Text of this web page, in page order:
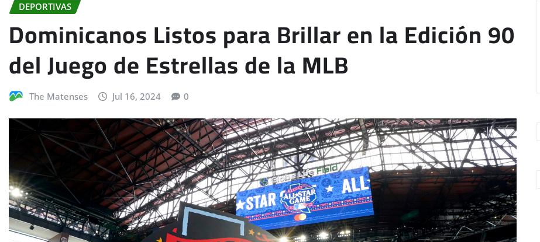
DEPORTIVAS
Dominicanos Listos para Brillar en la Edición 90
del Juego de Estrellas de la MLB
The Matenses Jul 16, 2024 0